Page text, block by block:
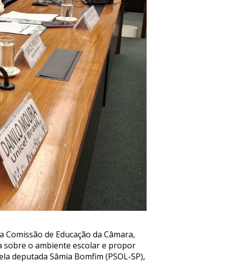
de Educação da Câmara,
sobre o ambiente escolar e propor
deputada Sâmia Bomfim (PSOL-SP),